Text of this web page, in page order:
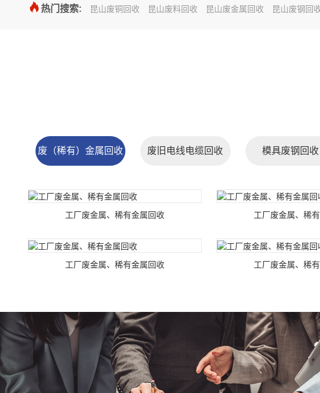
热门搜索: 昆山废铜回收 昆山废料回收 昆山废金属回收 昆山废钢回
废（稀有）金属回收 废旧电线电缆回收 模具废钢回收
工厂废金属、稀有金属回收 工厂废金属、稀
工厂废金属、稀有金属回收 工厂废金属、稀